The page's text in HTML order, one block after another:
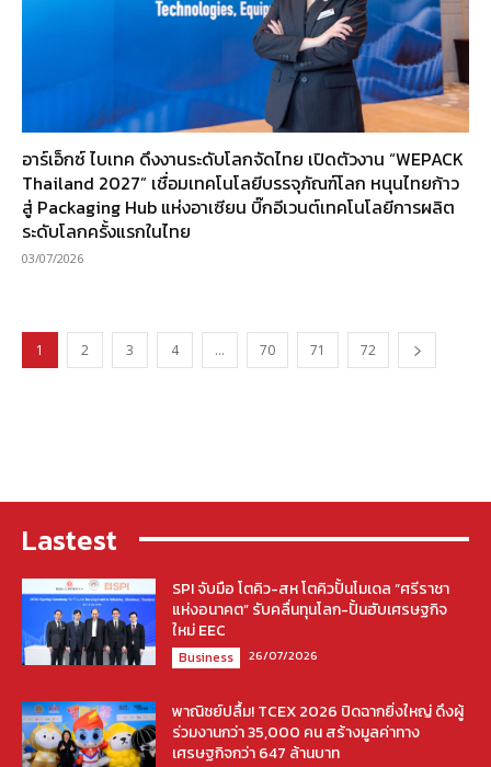
อาร์เอ็กซ์ ไบเทค ดึงงานระดับโลกจัดไทย เปิดตัวงาน “WEPACK
Thailand 2027” เชื่อมเทคโนโลยีบรรจุภัณฑ์โลก หนุนไทยก้าว
สู่ Packaging Hub แห่งอาเซียน บิ๊กอีเวนต์เทคโนโลยีการผลิต
ระดับโลกครั้งแรกในไทย
03/07/2026
1 2 3 4 … 70 71 72
Lastest
SPI จับมือ โตคิว-สห โตคิวปั้นโมเดล “ศรีราชา
แห่งอนาคต” รับคลื่นทุนโลก-ปั้นฮับเศรษฐกิจ
ใหม่ EEC
Business 26/07/2026
พาณิชย์ปลื้ม! TCEX 2026 ปิดฉากยิ่งใหญ่ ดึงผู้
ร่วมงานกว่า 35,000 คน สร้างมูลค่าทาง
เศรษฐกิจกว่า 647 ล้านบาท